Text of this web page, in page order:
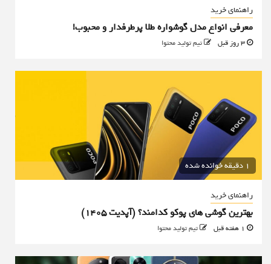
راهنمای خرید
معرفی انواع مدل گوشواره طلا پرطرفدار و محبوب!
تیم تولید محتوا
1 دقیقه خوانده شده
راهنمای خرید
بهترین گوشی های پوکو کدامند؟ (آپدیت ۱۴۰۵)
تیم تولید محتوا